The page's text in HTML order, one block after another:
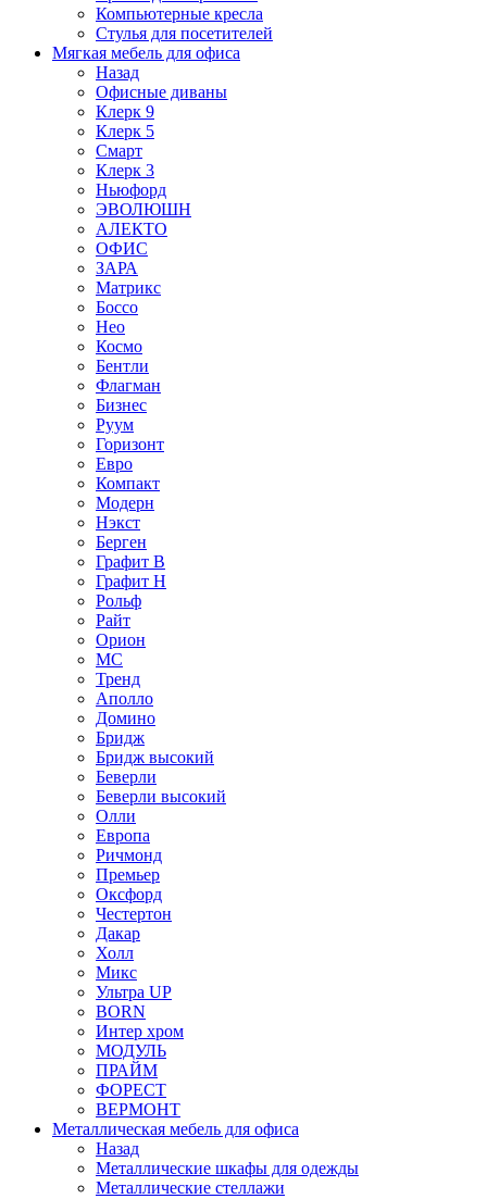
Компьютерные кресла
Стулья для посетителей
Мягкая мебель для офиса
Назад
Офисные диваны
Клерк 9
Клерк 5
Смарт
Клерк 3
Ньюфорд
ЭВОЛЮШН
АЛЕКТО
ОФИС
ЗАРА
Матрикс
Боссо
Нео
Космо
Бентли
Флагман
Бизнес
Руум
Горизонт
Евро
Компакт
Модерн
Нэкст
Берген
Графит В
Графит Н
Рольф
Райт
Орион
МС
Тренд
Аполло
Домино
Бридж
Бридж высокий
Беверли
Беверли высокий
Олли
Европа
Ричмонд
Премьер
Оксфорд
Честертон
Дакар
Холл
Микс
Ультра UP
BORN
Интер хром
МОДУЛЬ
ПРАЙМ
ФОРЕСТ
ВЕРМОНТ
Металлическая мебель для офиса
Назад
Металлические шкафы для одежды
Металлические стеллажи